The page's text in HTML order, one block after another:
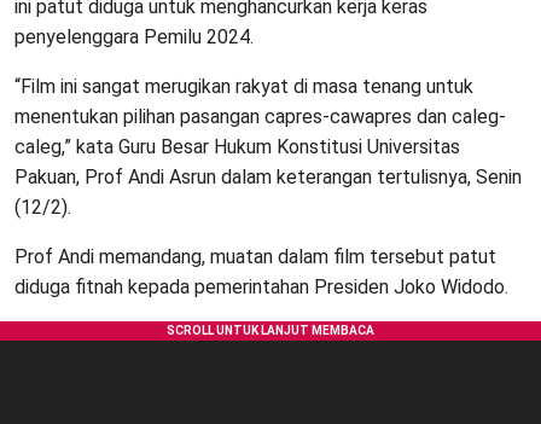
ini patut diduga untuk menghancurkan kerja keras
penyelenggara Pemilu 2024.
“Film ini sangat merugikan rakyat di masa tenang untuk
menentukan pilihan pasangan capres-cawapres dan caleg-
caleg,” kata Guru Besar Hukum Konstitusi Universitas
Pakuan, Prof Andi Asrun dalam keterangan tertulisnya, Senin
(12/2).
Prof Andi memandang, muatan dalam film tersebut patut
diduga fitnah kepada pemerintahan Presiden Joko Widodo.